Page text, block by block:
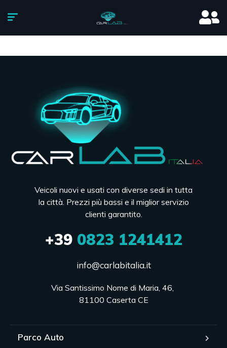
Veicoli nuovi e usati con diverse sedi in tutta
la città. Prezzi più bassi e il miglior servizio
clienti garantito.
+390823 1241412
info@carlabitalia.it
Via Santissimo Nome di Maria, 46,
81100 Caserta CE
Parco Auto